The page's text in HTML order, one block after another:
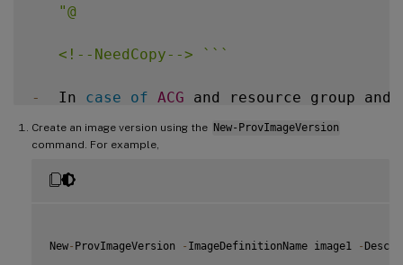
   "@
   <!--NeedCopy-->
` ` `
-
  In
case of ACG and resource group
`` `
    </CustomProperties>
Create an image version using the New-ProvImageVersion
command. For example,
New- ProvImageVersion - ImageDefinitionName image1 -